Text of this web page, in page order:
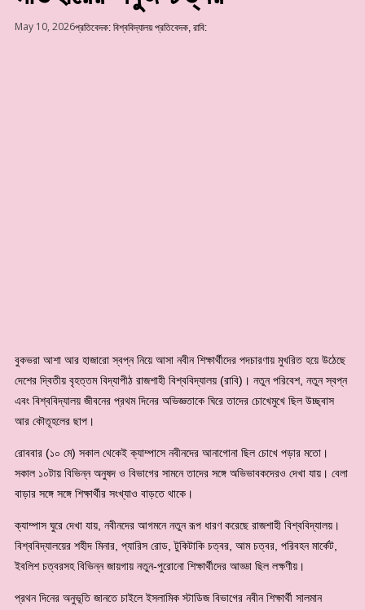
May 10, 2026প্রতিবেদক: বিশ্ববিদ্যালয় প্রতিবেদক, রাবি:
বুকভরা আশা আর হাজারো স্বপ্ন নিয়ে আসা নবীন শিক্ষার্থীদের পদচারণায় মুখরিত হয়ে উঠেছে
দেশের দ্বিতীয় বৃহত্তম বিদ্যাপীঠ রাজশাহী বিশ্ববিদ্যালয় (রাবি)। নতুন পরিবেশ, নতুন স্বপ্ন
এবং বিশ্ববিদ্যালয় জীবনের প্রথম দিনের অভিজ্ঞতাকে ঘিরে তাদের চোখেমুখে ছিল উচ্ছ্বাস
আর কৌতূহলের ছাপ।
রোববার (১০ মে) সকাল থেকেই ক্যাম্পাসে নবীনদের আনাগোনা ছিল চোখে পড়ার মতো।
সকাল ১০টায় বিভিন্ন অনুষদ ও বিভাগের সামনে তাদের সঙ্গে অভিভাবকদেরও দেখা যায়। বেলা
বাড়ার সঙ্গে সঙ্গে শিক্ষার্থীর সংখ্যাও বাড়তে থাকে।
ক্যাম্পাস ঘুরে দেখা যায়, নবীনদের আগমনে নতুন রূপ ধারণ করেছে রাজশাহী বিশ্ববিদ্যালয়।
বিশ্ববিদ্যালয়ের শহীদ মিনার, প্যারিস রোড, টুকিটাকি চত্বর, আম চত্বর, পরিবহন মার্কেট,
ইবলিশ চত্বরসহ বিভিন্ন জায়গায় নতুন-পুরোনো শিক্ষার্থীদের আড্ডা ছিল লক্ষণীয়।
প্রথন দিনের অনুভূতি জানতে চাইলে ইসলামিক স্টাডিজ বিভাগের নবীন শিক্ষার্থী সালমান